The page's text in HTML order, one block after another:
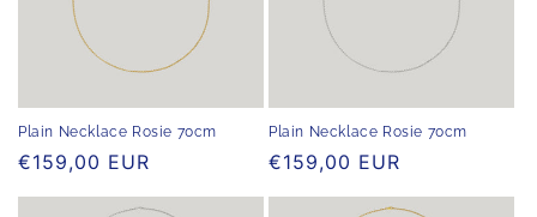
Plain Necklace Rosie 70cm
Normaler
Preis
€159,00 EUR
Plain Necklace Rosie 70cm
Normaler
Preis
€159,00 EUR